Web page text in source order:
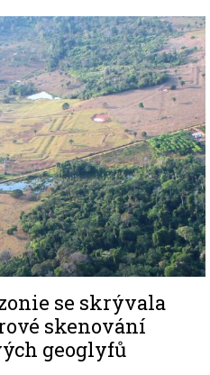
se skrývala
skenování
geoglyfů